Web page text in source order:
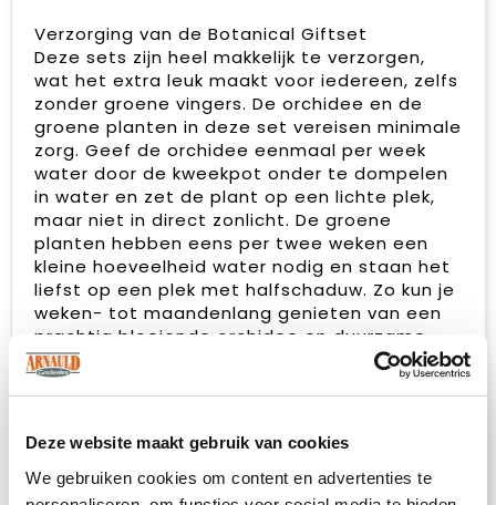
Deze website maakt gebruik van cookies
We gebruiken cookies om content en advertenties te
Verzorging van de Botanical Giftset
Deze sets zijn heel makkelijk te verzorgen,
wat het extra leuk maakt voor iedereen, zelfs
zonder groene vingers. De orchidee en de
groene planten in deze set vereisen minimale
zorg. Geef de orchidee eenmaal per week
water door de kweekpot onder te dompelen
in water en zet de plant op een lichte plek,
maar niet in direct zonlicht. De groene
planten hebben eens per twee weken een
kleine hoeveelheid water nodig en staan het
liefst op een plek met halfschaduw. Zo kun je
weken- tot maandenlang genieten van een
prachtig bloeiende orchidee en duurzame
groene planten.
samen met ons een op maat gemaakte inlay
of design voor in de giftbox te ontwerpen.
Hierop kun je jouw eigen boodschap en